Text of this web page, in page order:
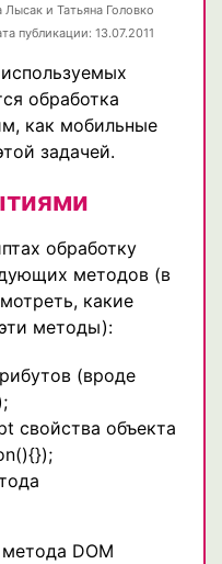
Лысак и Татьяна Головко
публикации: 13.07.2011
обработка
как мобильные
задачей.
обработку
методов (в
какие
методы):
(вроде
свойства объекта
DOM